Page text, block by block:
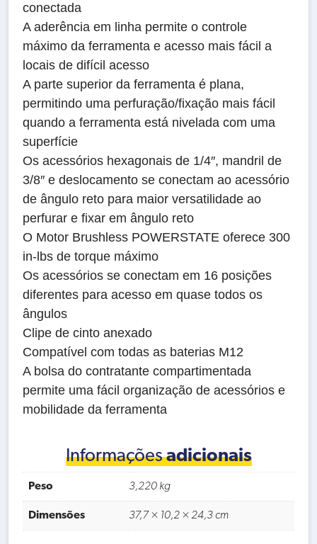
conectada
A aderência em linha permite o controle
máximo da ferramenta e acesso mais fácil a
locais de difícil acesso
A parte superior da ferramenta é plana,
permitindo uma perfuração/fixação mais fácil
quando a ferramenta está nivelada com uma
superfície
Os acessórios hexagonais de 1/4″, mandril de
3/8″ e deslocamento se conectam ao acessório
de ângulo reto para maior versatilidade ao
perfurar e fixar em ângulo reto
O Motor Brushless POWERSTATE oferece 300
in-lbs de torque máximo
Os acessórios se conectam em 16 posições
diferentes para acesso em quase todos os
ângulos
Clipe de cinto anexado
Compatível com todas as baterias M12
A bolsa do contratante compartimentada
permite uma fácil organização de acessórios e
mobilidade da ferramenta
Informaçõesadicionais
Peso 3,220 kg
Dimensões 37,7 × 10,2 × 24,3 cm